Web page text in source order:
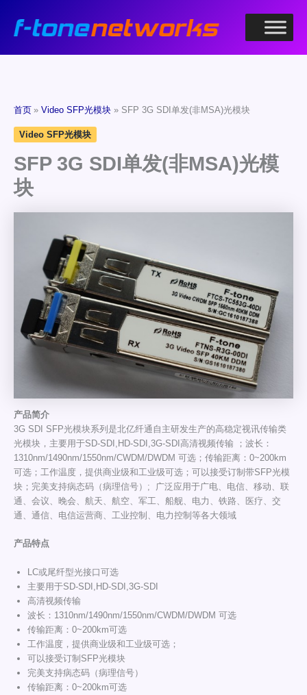
首页 Video SFP光模块 SFP 3G SDI单发(非MSA)光模块
Video SFP光模块
SFP 3G SDI单发(非MSA)光模
块
产品简介
3G SDI SFP光模块系列是北亿纤通自主研发生产的高稳定视讯传输类
光模块，主要用于SD-SDI,HD-SDI,3G-SDI高清视频传输 ；波长：
1310nm/1490nm/1550nm/CWDM/DWDM 可选；传输距离：0~200km
可选；工作温度，提供商业级和工业级可选；可以接受订制带SFP光模
块；完美支持病态码（病理信号）; 广泛应用于广电、电信、移动、联
通、会议、晚会、航天、航空、军工、船舰、电力、铁路、医疗、交
通、通信、电信运营商、工业控制、电力控制等各大领域
产品特点
LC或尾纤型光接口可选
主要用于SD-SDI,HD-SDI,3G-SDI
高清视频传输
波长：1310nm/1490nm/1550nm/CWDM/DWDM 可选
传输距离：0~200km可选
工作温度，提供商业级和工业级可选；
可以接受订制SFP光模块
完美支持病态码（病理信号）
传输距离：0~200km可选